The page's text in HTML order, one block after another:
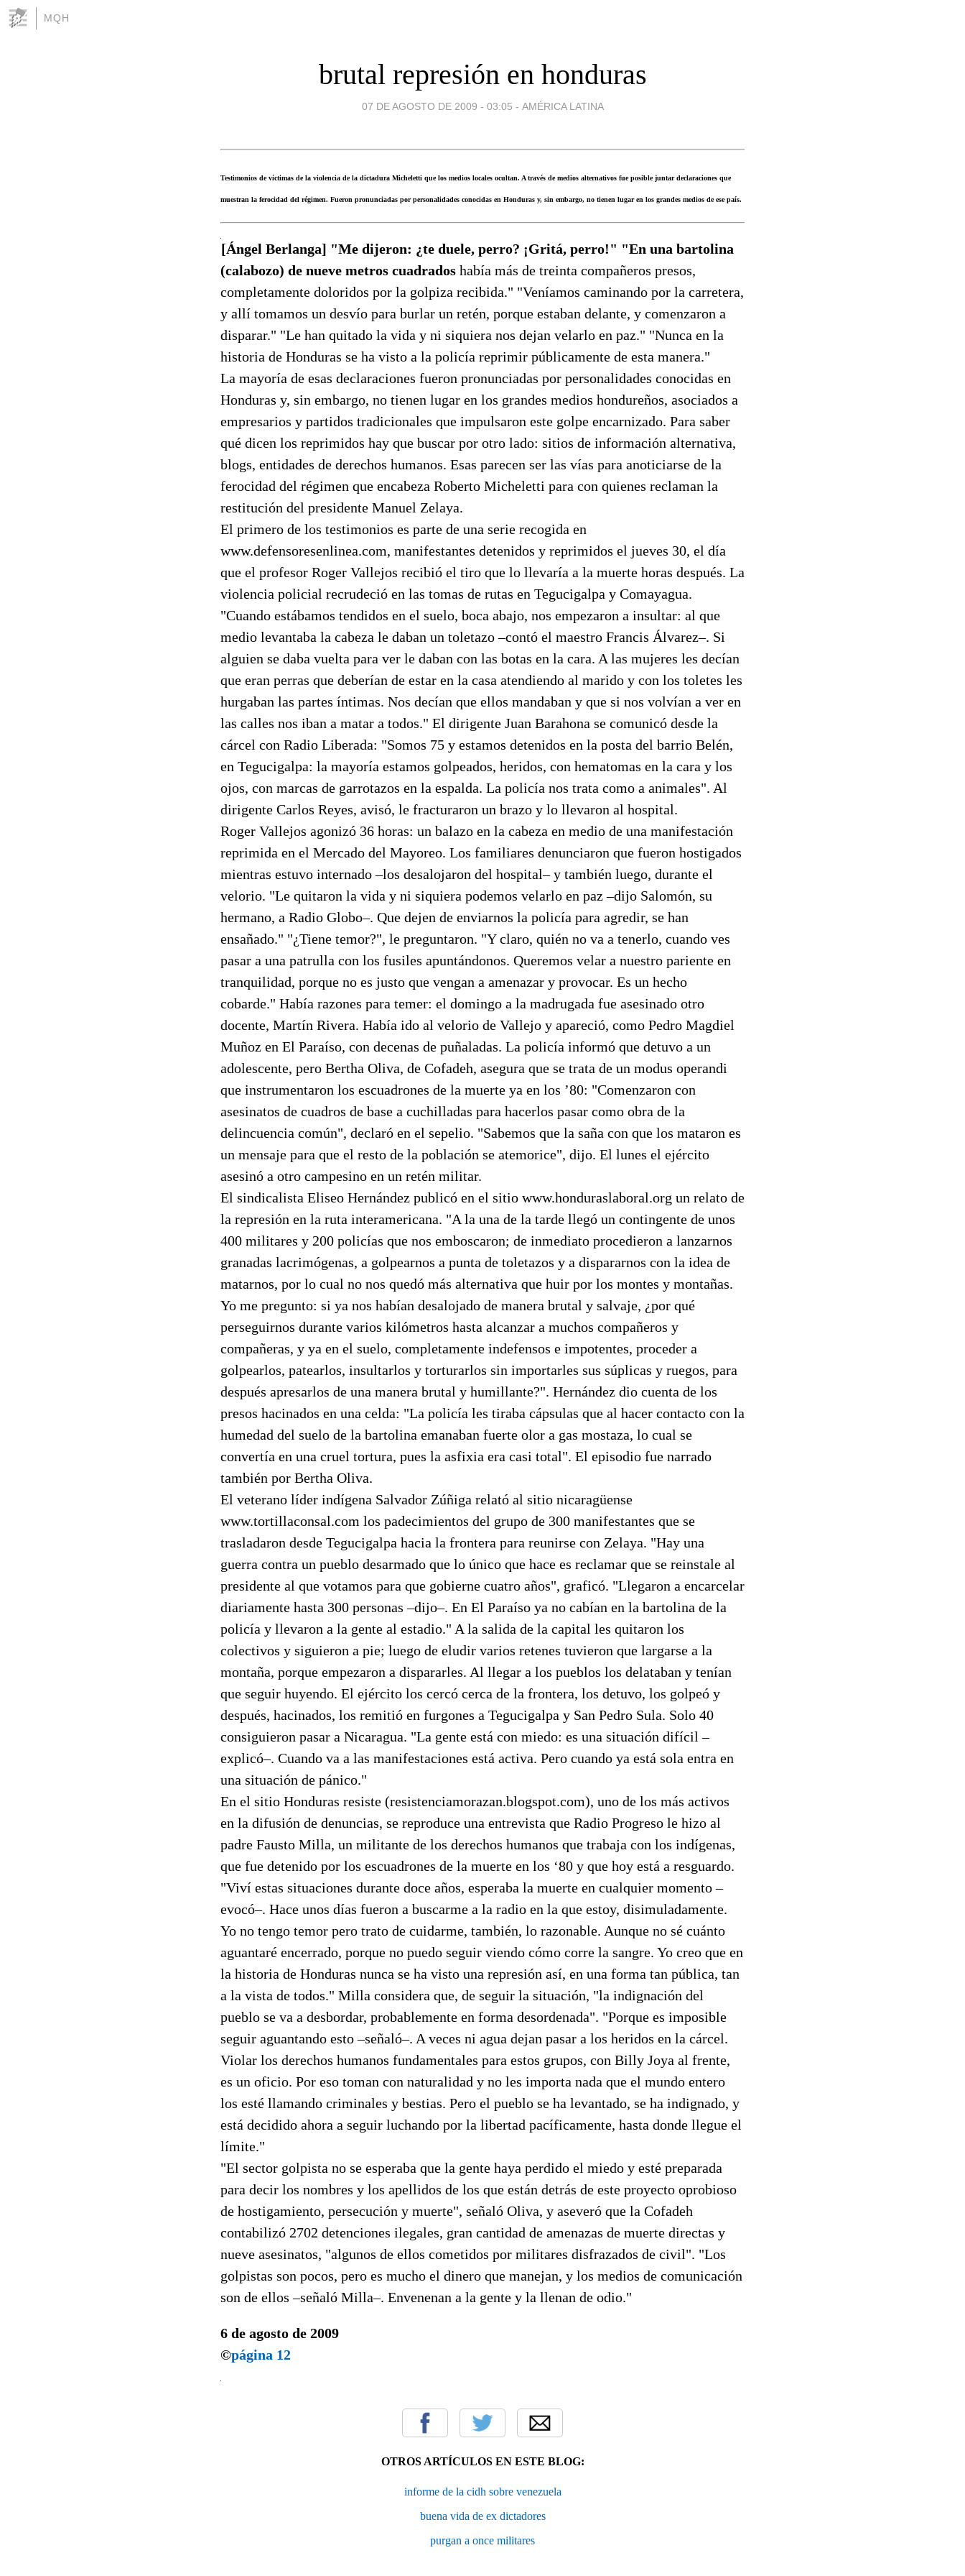
MQH
brutal represión en honduras
07 DE AGOSTO DE 2009 - 03:05 - AMÉRICA LATINA
Testimonios de víctimas de la violencia de la dictadura Micheletti que los medios locales ocultan. A través de medios alternativos fue posible juntar declaraciones que
muestran la ferocidad del régimen. Fueron pronunciadas por personalidades conocidas en Honduras y, sin embargo, no tienen lugar en los grandes medios de ese país.
[Ángel Berlanga] "Me dijeron: ¿te duele, perro? ¡Gritá, perro!" "En una bartolina
(calabozo) de nueve metros cuadrados había más de treinta compañeros presos,
completamente doloridos por la golpiza recibida." "Veníamos caminando por la carretera,
y allí tomamos un desvío para burlar un retén, porque estaban delante, y comenzaron a
disparar." "Le han quitado la vida y ni siquiera nos dejan velarlo en paz." "Nunca en la
historia de Honduras se ha visto a la policía reprimir públicamente de esta manera."
La mayoría de esas declaraciones fueron pronunciadas por personalidades conocidas en
Honduras y, sin embargo, no tienen lugar en los grandes medios hondureños, asociados a
empresarios y partidos tradicionales que impulsaron este golpe encarnizado. Para saber
qué dicen los reprimidos hay que buscar por otro lado: sitios de información alternativa,
blogs, entidades de derechos humanos. Esas parecen ser las vías para anoticiarse de la
ferocidad del régimen que encabeza Roberto Micheletti para con quienes reclaman la
restitución del presidente Manuel Zelaya.
El primero de los testimonios es parte de una serie recogida en
www.defensoresenlinea.com, manifestantes detenidos y reprimidos el jueves 30, el día
que el profesor Roger Vallejos recibió el tiro que lo llevaría a la muerte horas después. La
violencia policial recrudeció en las tomas de rutas en Tegucigalpa y Comayagua.
"Cuando estábamos tendidos en el suelo, boca abajo, nos empezaron a insultar: al que
medio levantaba la cabeza le daban un toletazo –contó el maestro Francis Álvarez–. Si
alguien se daba vuelta para ver le daban con las botas en la cara. A las mujeres les decían
que eran perras que deberían de estar en la casa atendiendo al marido y con los toletes les
hurgaban las partes íntimas. Nos decían que ellos mandaban y que si nos volvían a ver en
las calles nos iban a matar a todos." El dirigente Juan Barahona se comunicó desde la
cárcel con Radio Liberada: "Somos 75 y estamos detenidos en la posta del barrio Belén,
en Tegucigalpa: la mayoría estamos golpeados, heridos, con hematomas en la cara y los
ojos, con marcas de garrotazos en la espalda. La policía nos trata como a animales". Al
dirigente Carlos Reyes, avisó, le fracturaron un brazo y lo llevaron al hospital.
Roger Vallejos agonizó 36 horas: un balazo en la cabeza en medio de una manifestación
reprimida en el Mercado del Mayoreo. Los familiares denunciaron que fueron hostigados
mientras estuvo internado –los desalojaron del hospital– y también luego, durante el
velorio. "Le quitaron la vida y ni siquiera podemos velarlo en paz –dijo Salomón, su
hermano, a Radio Globo–. Que dejen de enviarnos la policía para agredir, se han
ensañado." "¿Tiene temor?", le preguntaron. "Y claro, quién no va a tenerlo, cuando ves
pasar a una patrulla con los fusiles apuntándonos. Queremos velar a nuestro pariente en
tranquilidad, porque no es justo que vengan a amenazar y provocar. Es un hecho
cobarde." Había razones para temer: el domingo a la madrugada fue asesinado otro
docente, Martín Rivera. Había ido al velorio de Vallejo y apareció, como Pedro Magdiel
Muñoz en El Paraíso, con decenas de puñaladas. La policía informó que detuvo a un
adolescente, pero Bertha Oliva, de Cofadeh, asegura que se trata de un modus operandi
que instrumentaron los escuadrones de la muerte ya en los ’80: "Comenzaron con
asesinatos de cuadros de base a cuchilladas para hacerlos pasar como obra de la
delincuencia común", declaró en el sepelio. "Sabemos que la saña con que los mataron es
un mensaje para que el resto de la población se atemorice", dijo. El lunes el ejército
asesinó a otro campesino en un retén militar.
El sindicalista Eliseo Hernández publicó en el sitio www.honduraslaboral.org un relato de
la represión en la ruta interamericana. "A la una de la tarde llegó un contingente de unos
400 militares y 200 policías que nos emboscaron; de inmediato procedieron a lanzarnos
granadas lacrimógenas, a golpearnos a punta de toletazos y a dispararnos con la idea de
matarnos, por lo cual no nos quedó más alternativa que huir por los montes y montañas.
Yo me pregunto: si ya nos habían desalojado de manera brutal y salvaje, ¿por qué
perseguirnos durante varios kilómetros hasta alcanzar a muchos compañeros y
compañeras, y ya en el suelo, completamente indefensos e impotentes, proceder a
golpearlos, patearlos, insultarlos y torturarlos sin importarles sus súplicas y ruegos, para
después apresarlos de una manera brutal y humillante?". Hernández dio cuenta de los
presos hacinados en una celda: "La policía les tiraba cápsulas que al hacer contacto con la
humedad del suelo de la bartolina emanaban fuerte olor a gas mostaza, lo cual se
convertía en una cruel tortura, pues la asfixia era casi total". El episodio fue narrado
también por Bertha Oliva.
El veterano líder indígena Salvador Zúñiga relató al sitio nicaragüense
www.tortillaconsal.com los padecimientos del grupo de 300 manifestantes que se
trasladaron desde Tegucigalpa hacia la frontera para reunirse con Zelaya. "Hay una
guerra contra un pueblo desarmado que lo único que hace es reclamar que se reinstale al
presidente al que votamos para que gobierne cuatro años", graficó. "Llegaron a encarcelar
diariamente hasta 300 personas –dijo–. En El Paraíso ya no cabían en la bartolina de la
policía y llevaron a la gente al estadio." A la salida de la capital les quitaron los
colectivos y siguieron a pie; luego de eludir varios retenes tuvieron que largarse a la
montaña, porque empezaron a dispararles. Al llegar a los pueblos los delataban y tenían
que seguir huyendo. El ejército los cercó cerca de la frontera, los detuvo, los golpeó y
después, hacinados, los remitió en furgones a Tegucigalpa y San Pedro Sula. Solo 40
consiguieron pasar a Nicaragua. "La gente está con miedo: es una situación difícil –
explicó–. Cuando va a las manifestaciones está activa. Pero cuando ya está sola entra en
una situación de pánico."
En el sitio Honduras resiste (resistenciamorazan.blogspot.com), uno de los más activos
en la difusión de denuncias, se reproduce una entrevista que Radio Progreso le hizo al
padre Fausto Milla, un militante de los derechos humanos que trabaja con los indígenas,
que fue detenido por los escuadrones de la muerte en los ‘80 y que hoy está a resguardo.
"Viví estas situaciones durante doce años, esperaba la muerte en cualquier momento –
evocó–. Hace unos días fueron a buscarme a la radio en la que estoy, disimuladamente.
Yo no tengo temor pero trato de cuidarme, también, lo razonable. Aunque no sé cuánto
aguantaré encerrado, porque no puedo seguir viendo cómo corre la sangre. Yo creo que en
la historia de Honduras nunca se ha visto una represión así, en una forma tan pública, tan
a la vista de todos." Milla considera que, de seguir la situación, "la indignación del
pueblo se va a desbordar, probablemente en forma desordenada". "Porque es imposible
seguir aguantando esto –señaló–. A veces ni agua dejan pasar a los heridos en la cárcel.
Violar los derechos humanos fundamentales para estos grupos, con Billy Joya al frente,
es un oficio. Por eso toman con naturalidad y no les importa nada que el mundo entero
los esté llamando criminales y bestias. Pero el pueblo se ha levantado, se ha indignado, y
está decidido ahora a seguir luchando por la libertad pacíficamente, hasta donde llegue el
límite."
"El sector golpista no se esperaba que la gente haya perdido el miedo y esté preparada
para decir los nombres y los apellidos de los que están detrás de este proyecto oprobioso
de hostigamiento, persecución y muerte", señaló Oliva, y aseveró que la Cofadeh
contabilizó 2702 detenciones ilegales, gran cantidad de amenazas de muerte directas y
nueve asesinatos, "algunos de ellos cometidos por militares disfrazados de civil". "Los
golpistas son pocos, pero es mucho el dinero que manejan, y los medios de comunicación
son de ellos –señaló Milla–. Envenenan a la gente y la llenan de odio."
6 de agosto de 2009
©página 12
OTROS ARTÍCULOS EN ESTE BLOG:
informe de la cidh sobre venezuela
buena vida de ex dictadores
purgan a once militares